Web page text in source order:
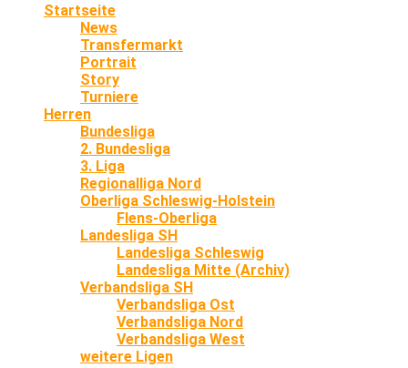
Startseite
News
Transfermarkt
Portrait
Story
Turniere
Herren
Bundesliga
2. Bundesliga
3. Liga
Regionalliga Nord
Oberliga Schleswig-Holstein
Flens-Oberliga
Landesliga SH
Landesliga Schleswig
Landesliga Mitte (Archiv)
Verbandsliga SH
Verbandsliga Ost
Verbandsliga Nord
Verbandsliga West
weitere Ligen